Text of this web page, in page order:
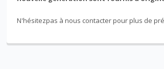
N'hésitezpas à nous contacter pour plus de